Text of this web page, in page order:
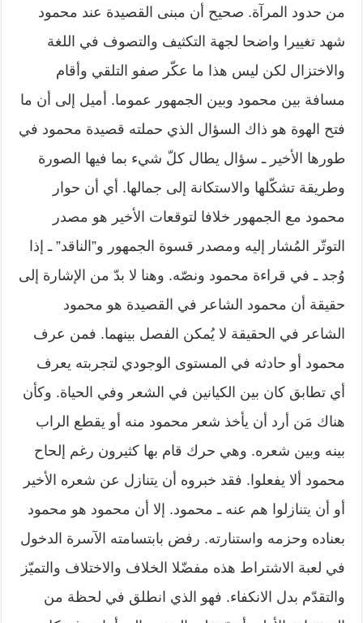
من حدود المرآة. صحيح أن مبنى القصيدة عند محمود
شهد تغييرا واضحا لجهة التكثيف والتصوف في اللغة
والاختزال لكن ليس هذا ما عكّر صفو التلقي وأقام
مسافة بين محمود وبين الجمهور عموما. أميل إلى أن ما
فتح الهوة هو ذاك السؤال الذي حملته قصيدة محمود في
طورها الأخير ـ سؤال يطال كلّ شيء بما فيها الصورة
وطريقة تشكّلها والاستكانة إلى جمالها. أي أن حوار
محمود مع الجمهور خلافا لتوقعات الأخير هو مصدر
التوتّر المُشار إليه ومصدر قسوة الجمهور و”الناقد” ـ إذا
وُجد ـ في قراءة محمود ونصّه. وهنا لا بدّ من الإشارة إلى
حقيقة أن محمود الشاعر في القصيدة هو محمود
الشاعر في الحقيقة لا يُمكن الفصل بينهما. فمن عرف
محمود أو حادثه في المستوى الوجودي لتجربته يعرف
أي تطابق كان بين الكيانين في الشعر وفي الحياة. وكأن
هناك مَن أرد أن يأخذ شعر محمود منه أو يقطع الراب
بينه وبين شعره. وهي حرك قام بها كثيرون رغم إلحاح
محمود ألا يفعلوا. فقد خبروه أن يتنازل عن شعره الأخير
أو أن يتنازلوا هم عنه ـ محمود. إلا أن محمود هو محمود
بعناده وحزمه واستنارته. رفض بابتسامته الآسرة الدخول
في لعبة الاشتراط هذه مفضّلا الخلاف والاختلاف والتميّز
والتقدّم بدل الانكفاء. فهو الذي انطلق في لحظة من